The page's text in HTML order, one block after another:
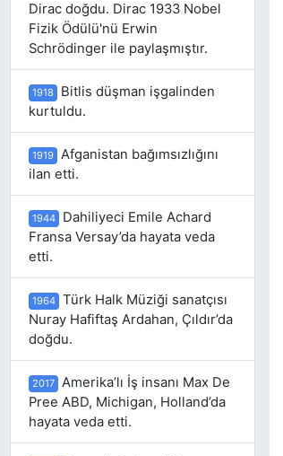
Dirac doğdu. Dirac 1933 Nobel
Fizik Ödülü'nü Erwin
Schrödinger ile paylaşmıştır.
1918
Bitlis düşman işgalinden
kurtuldu.
1919 Afganistan bağımsızlığını
ilan etti.
1944
Dahiliyeci Emile Achard
Fransa Versay’da hayata veda
etti.
1964 Türk Halk Müziği sanatçısı
Nuray Hafiftaş Ardahan, Çıldır’da
doğdu.
2017 Amerika’lı İş insanı Max De
Pree ABD, Michigan, Holland’da
hayata veda etti.